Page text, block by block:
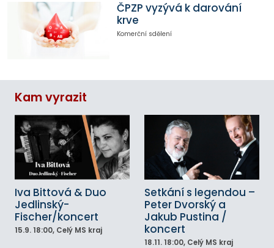
ČPZP vyzývá k darování
krve
Komerční sdělení
Kam vyrazit
Iva Bittová & Duo
Jedlinský-
Fischer/koncert
15.9. 18:00, Celý MS kraj
Setkání s legendou –
Peter Dvorský a
Jakub Pustina /
koncert
18.11. 18:00, Celý MS kraj